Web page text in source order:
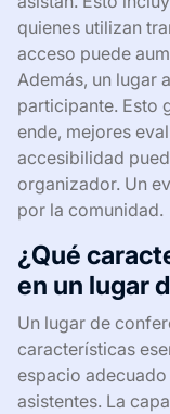
quienes utilizan
acceso puede
Además, un lugar
participante. Esto
ende, mejores
accesibilidad
organizador. Un
por la comunidad.
¿Qué
en un lugar
Un lugar de
características
espacio
asistentes. La